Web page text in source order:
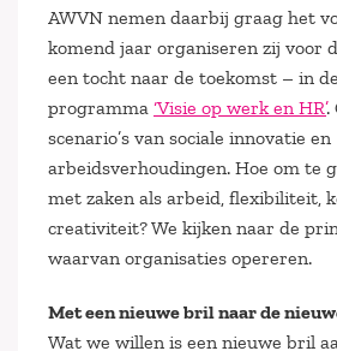
AWVN nemen daarbij graag het
komend jaar organiseren zij voor
een tocht naar de toekomst – in
programma ‘Visie op werk en HR’.
scenario’s van sociale innovatie en
arbeidsverhoudingen. Hoe om te
met zaken als arbeid, flexibiliteit,
creativiteit? We kijken naar de
waarvan organisaties opereren.
Met een nieuwe bril naar de
Wat we willen is een nieuwe bril